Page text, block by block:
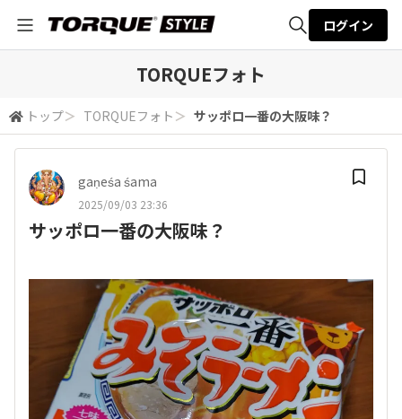
検索
ログイン
TORQUEフォト
トップ＞ TORQUEフォト ＞ サッポロ一番の大阪味？
gaṇeśa śama
2025/09/03 23:36
サッポロ一番の大阪味？